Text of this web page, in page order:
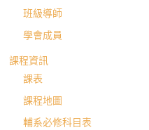
班級導師
學會成員
課程資訊
課表
課程地圖
輔系必修科目表